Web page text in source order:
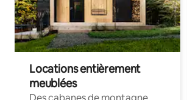
Locations entièrement
meublées